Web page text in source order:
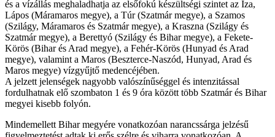
és a vízállás meghaladhatja az elsőfokú készültségi szintet az Iza,
Lápos (Máramaros megye), a Túr (Szatmár megye), a Szamos
(Szilágy, Máramaros és Szatmár megye), a Kraszna (Szilágy és
Szatmár megye), a Berettyó (Szilágy és Bihar megye), a Fekete-
Körös (Bihar és Arad megye), a Fehér-Körös (Hunyad és Arad
megye), valamint a Maros (Beszterce-Naszód, Hunyad, Arad és
Maros megye) vízgyűjtő medencéjében.
A jelzett jelenségek nagyobb valószínűséggel és intenzitással
fordulhatnak elő szombaton 1 és 9 óra között több Szatmár és Bihar
megyei kisebb folyón.
Mindemellett Bihar megyére vonatkozóan narancssárga jelzésű